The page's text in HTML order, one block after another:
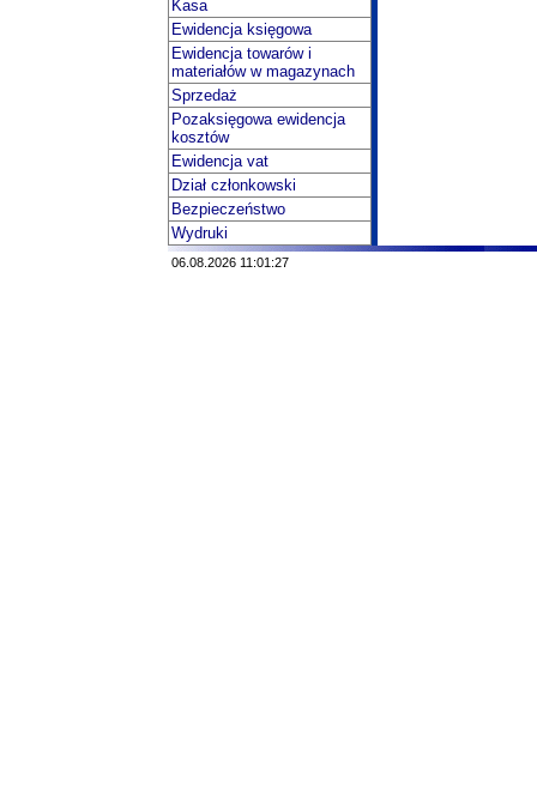
Kasa
Ewidencja księgowa
Ewidencja towarów i
materiałów w magazynach
Sprzedaż
Pozaksięgowa ewidencja
kosztów
Ewidencja vat
Dział członkowski
Bezpieczeństwo
Wydruki
06.08.2026 11:01:27